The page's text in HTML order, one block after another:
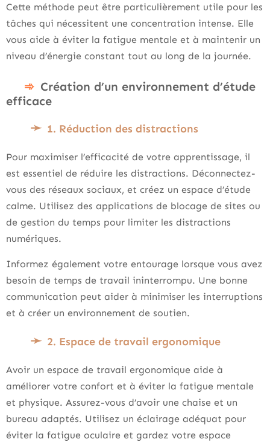
Cette méthode peut être particulièrement utile pour les
tâches qui nécessitent une concentration intense. Elle
vous aide à éviter la fatigue mentale et à maintenir un
niveau d’énergie constant tout au long de la journée.
Création d’un environnement d’étude
efficace
1. Réduction des distractions
Pour maximiser l’efficacité de votre apprentissage, il
est essentiel de réduire les distractions. Déconnectez-
vous des réseaux sociaux, et créez un espace d’étude
calme. Utilisez des applications de blocage de sites ou
de gestion du temps pour limiter les distractions
numériques.
Informez également votre entourage lorsque vous avez
besoin de temps de travail ininterrompu. Une bonne
communication peut aider à minimiser les interruptions
et à créer un environnement de soutien.
2. Espace de travail ergonomique
Avoir un espace de travail ergonomique aide à
améliorer votre confort et à éviter la fatigue mentale
et physique. Assurez-vous d’avoir une chaise et un
bureau adaptés. Utilisez un éclairage adéquat pour
éviter la fatigue oculaire et gardez votre espace